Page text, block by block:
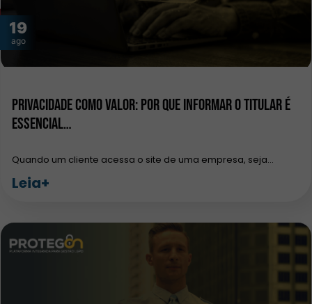
19
ago
Privacidade como Valor: Por que Informar o Titular é
Essencial…
Quando um cliente acessa o site de uma empresa, seja…
Leia+